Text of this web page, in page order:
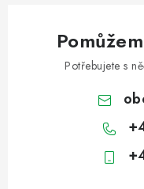
Potřebujete s